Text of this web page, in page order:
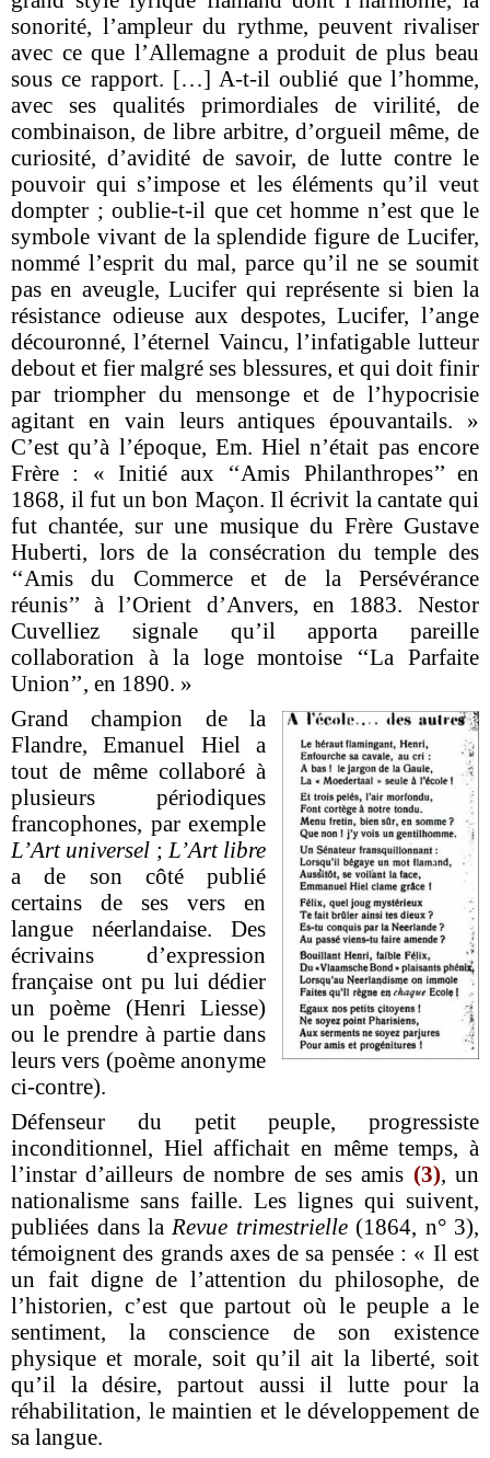
sonorité, l’ampleur du rythme, peuvent rivaliser
avec ce que l’Allemagne a produit de plus beau
sous ce rapport. […] A-t-il oublié que l’homme,
avec ses qualités primordiales de virilité, de
combinaison, de libre arbitre, d’orgueil même, de
curiosité, d’avidité de savoir, de lutte contre le
pouvoir qui s’impose et les éléments qu’il veut
dompter ; oublie-t-il que cet homme n’est que le
symbole vivant de la splendide figure de Lucifer,
nommé l’esprit du mal, parce qu’il ne se soumit
pas en aveugle, Lucifer qui représente si bien la
résistance odieuse aux despotes, Lucifer, l’ange
découronné, l’éternel Vaincu, l’infatigable lutteur
debout et fier malgré ses blessures, et qui doit finir
par triompher du mensonge et de l’hypocrisie
agitant en vain leurs antiques épouvantails. »
C’est qu’à l’époque, Em. Hiel n’était pas encore
Frère : « Initié aux ‘‘Amis Philanthropes’’ en
1868, il fut un bon Maçon. Il écrivit la cantate qui
fut chantée, sur une musique du Frère Gustave
Huberti, lors de la consécration du temple des
‘‘Amis du Commerce et de la Persévérance
réunis’’ à l’Orient d’Anvers, en 1883. Nestor
Cuvelliez signale qu’il apporta pareille
collaboration à la loge montoise ‘‘La Parfaite
Union’’, en 1890. »
Grand champion de la
Flandre, Emanuel Hiel a
tout de même collaboré à
plusieurs périodiques
francophones, par exemple
L’Art universel ;L’Art libre
a de son côté publié
certains de ses vers en
langue néerlandaise. Des
écrivains d’expression
française ont pu lui dédier
un poème (Henri Liesse)
ou le prendre à partie dans
leurs vers (poème anonyme
ci-contre).
Défenseur du petit peuple, progressiste
inconditionnel, Hiel affichait en même temps, à
l’instar d’ailleurs de nombre de ses amis (3), un
nationalisme sans faille. Les lignes qui suivent,
publiées dans laRevue trimestrielle(1864, n° 3),
témoignent des grands axes de sa pensée : « Il est
un fait digne de l’attention du philosophe, de
l’historien, c’est que partout où le peuple a le
sentiment, la conscience de son existence
physique et morale, soit qu’il ait la liberté, soit
qu’il la désire, partout aussi il lutte pour la
réhabilitation, le maintien et le développe­ment de
sa langue.